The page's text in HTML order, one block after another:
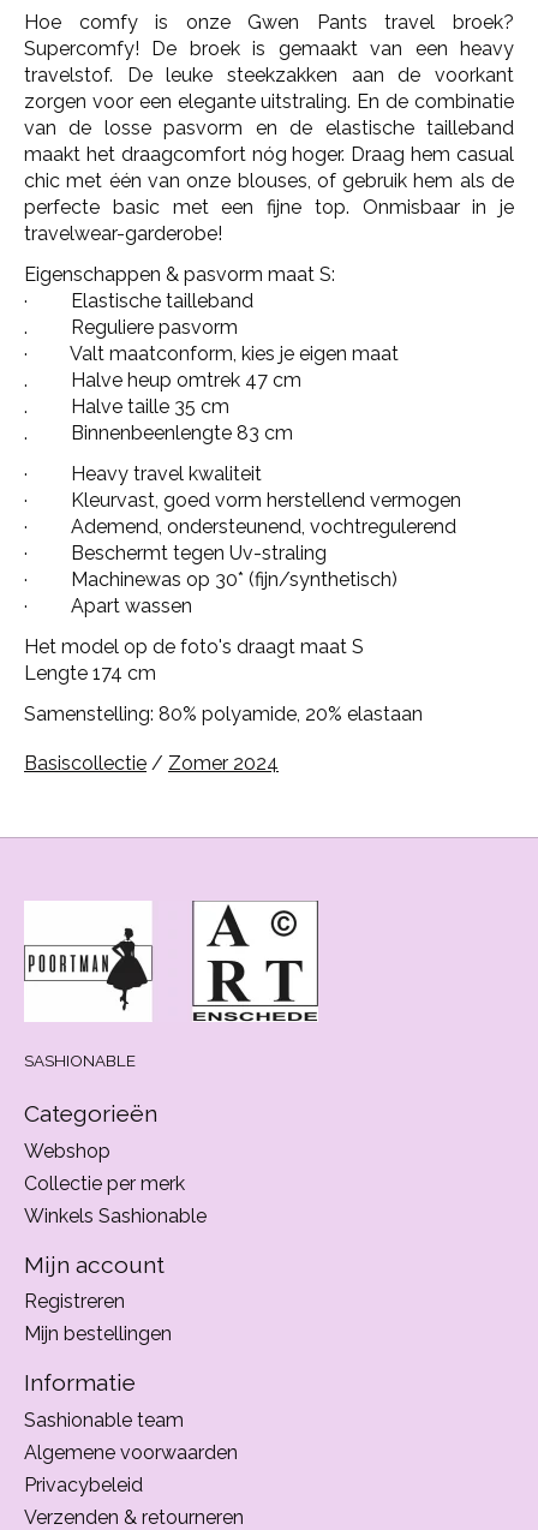
Hoe comfy is onze Gwen Pants travel broek?
Supercomfy! De broek is gemaakt van een heavy
travelstof. De leuke steekzakken aan de voorkant
zorgen voor een elegante uitstraling. En de combinatie
van de losse pasvorm en de elastische tailleband
maakt het draagcomfort nóg hoger. Draag hem casual
chic met één van onze blouses, of gebruik hem als de
perfecte basic met een fijne top. Onmisbaar in je
travelwear-garderobe!
Eigenschappen & pasvorm maat S:
· Elastische tailleband
. Reguliere pasvorm
· Valt maatconform, kies je eigen maat
. Halve heup omtrek 47 cm
. Halve taille 35 cm
. Binnenbeenlengte 83 cm
· Heavy travel kwaliteit
· Kleurvast, goed vorm herstellend vermogen
· Ademend, ondersteunend, vochtregulerend
· Beschermt tegen Uv-straling
· Machinewas op 30* (fijn/synthetisch)
· Apart wassen
Het model op de foto's draagt maat S
Lengte 174 cm
Samenstelling: 80% polyamide, 20% elastaan
Basiscollectie / Zomer 2024
SASHIONABLE
Categorieën
Webshop
Collectie per merk
Winkels Sashionable
Mijn account
Registreren
Mijn bestellingen
Informatie
Sashionable team
Algemene voorwaarden
Privacybeleid
Verzenden & retourneren